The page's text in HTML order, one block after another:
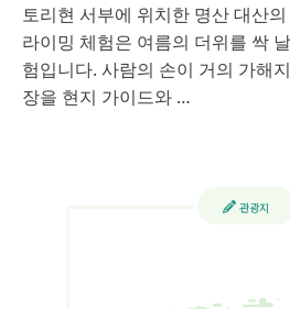
토리현 서부에 위치한 명산 대산
라이밍 체험은 여름의 더위를 싹
험입니다. 사람의 손이 거의 가해
장을 현지 가이드와 …
관광지